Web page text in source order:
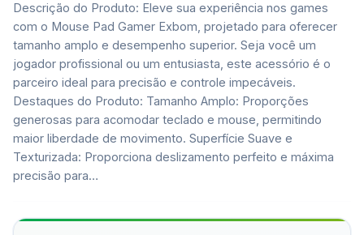
Descrição do Produto: Eleve sua experiência nos games
com o Mouse Pad Gamer Exbom, projetado para oferecer
tamanho amplo e desempenho superior. Seja você um
jogador profissional ou um entusiasta, este acessório é o
parceiro ideal para precisão e controle impecáveis.
Destaques do Produto: Tamanho Amplo: Proporções
generosas para acomodar teclado e mouse, permitindo
maior liberdade de movimento. Superfície Suave e
Texturizada: Proporciona deslizamento perfeito e máxima
precisão para…